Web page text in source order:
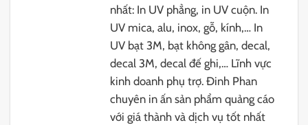
nhất: In UV phẳng, in UV cuộn. In
UV mica, alu, inox, gỗ, kính,… In
UV bạt 3M, bạt không gân, decal,
decal 3M, decal đế ghi,… Lĩnh vực
kinh doanh phụ trợ. Đinh Phan
chuyên in ấn sản phẩm quảng cáo
với giá thành và dịch vụ tốt nhất